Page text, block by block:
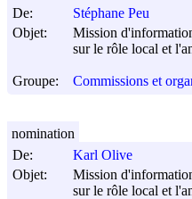
De:
Stéphane Peu
Objet:
Mission
sur le rôle local et
Groupe: Commissions et
De:
Karl Olive
Objet:
Mission
sur le rôle local et
nomination